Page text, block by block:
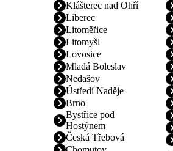
Klášterec nad Ohří
Liberec
Litoměřice
Litomyšl
Lovosice
Mladá Boleslav
Nedašov
Ústředí Naděje
Brno
Bystřice pod
Hostýnem
Česká Třebová